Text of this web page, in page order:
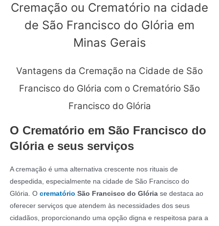
Cremação ou Crematório na cidade
de São Francisco do Glória em
Minas Gerais
Vantagens da Cremação na Cidade de São
Francisco do Glória com o Crematório São
Francisco do Glória
O Crematório em São Francisco do
Glória e seus serviços
A cremação é uma alternativa crescente nos rituais de
despedida, especialmente na cidade de São Francisco do
Glória. O crematório São Francisco do Glória se destaca ao
oferecer serviços que atendem às necessidades dos seus
cidadãos, proporcionando uma opção digna e respeitosa para a